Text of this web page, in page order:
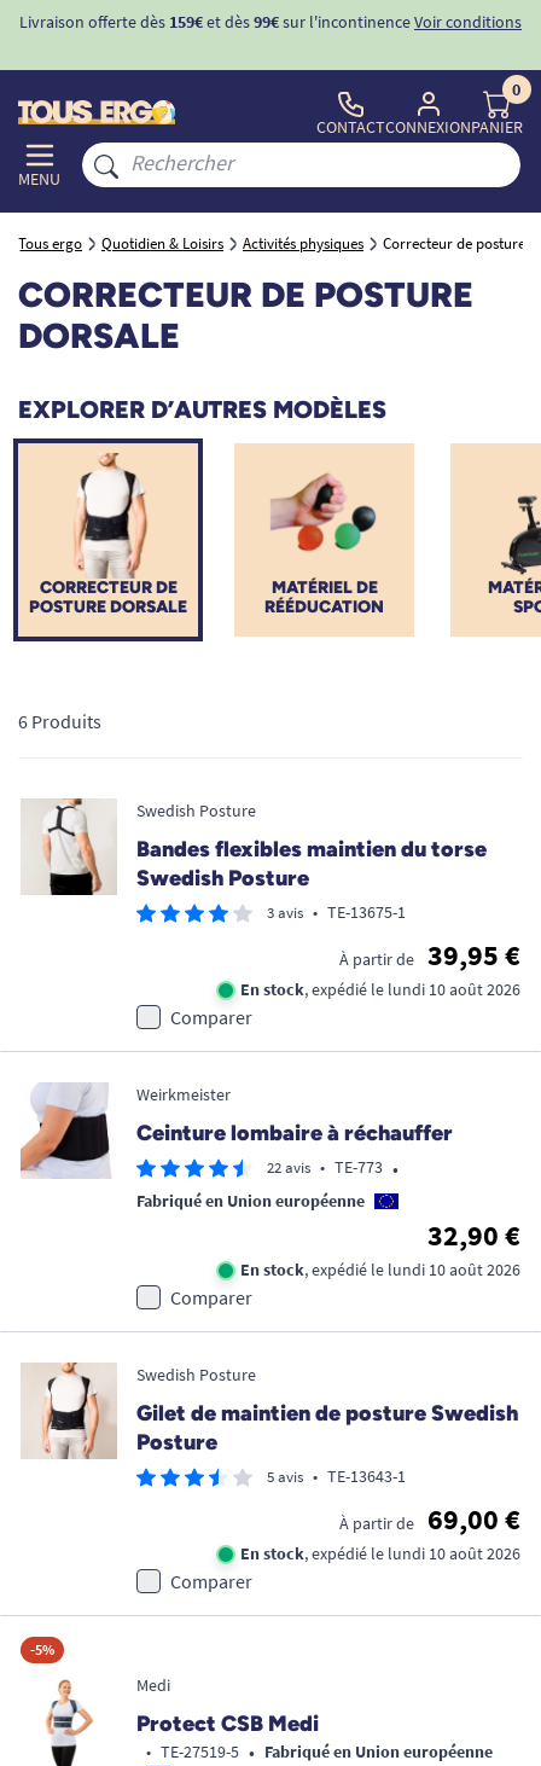
Livraison offerte dès 159€et dès99€sur l'incontinenceVoir conditions
MENU
CONTACTCONNEXION
0
PANIER
Tous ergo Quotidien & Loisirs Activités physiques Correcteur de posture
CORRECTEUR DE POSTURE
DORSALE
EXPLORER D’AUTRES MODÈLES
MATÉRIEL DE
RÉÉDUCATION
CORRECTEUR DE
POSTURE DORSALE
6 Produits
Swedish Posture
Bandes flexibles maintien du torse
Swedish Posture
3 avis • TE-13675-1
À partir de 39,95 €
En stock, expédié le lundi 10 août 2026
Comparer
Weirkmeister
Ceinture lombaire à réchauffer
22 avis • TE-773 •
Fabriqué en Union européenne
32,90 €
En stock, expédié le lundi 10 août 2026
Comparer
Swedish Posture
Gilet de maintien de posture Swedish
Posture
5 avis • TE-13643-1
À partir de 69,00 €
En stock, expédié le lundi 10 août 2026
Comparer
-5%
Medi
Protect CSB Medi
• TE-27519-5 • Fabriqué en Union européenne